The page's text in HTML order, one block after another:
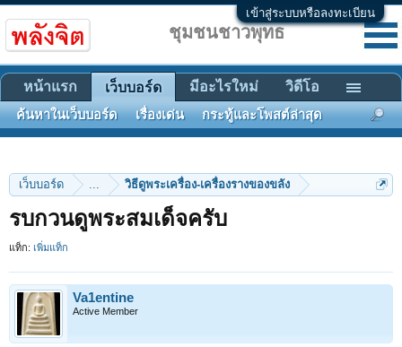
เข้าสู่ระบบหรือลงทะเบียน
เว็บบอร์ด ... วิธีดูพระเครื่อง-เครื่องรางของขลัง
รบกวนดูพระสมเด็จครับ
แท็ก: เพิ่มแท็ก
Va1entine
Active Member
ชุมชนชาวพุทธ
หน้าแรก เว็บบอร์ด
ค้นหาในเว็บบอร์ด เรื่องเด่น กระทู้และโพสต์ล่าสุด
มีอะไรใหม่ วิดีโอ